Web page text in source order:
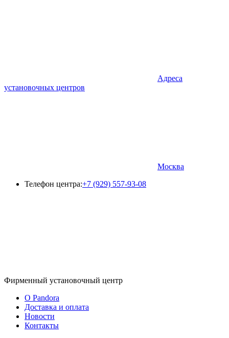
Адреса
установочных центров
Москва
Телефон центра:+7 (929) 557-93-08
Фирменный установочный центр
O Pandora
Доставка и оплата
Новости
Контакты